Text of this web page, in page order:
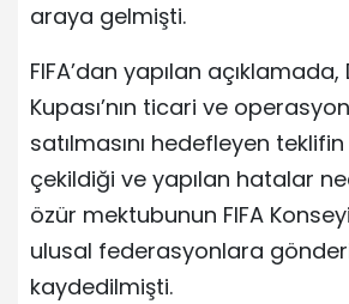
araya gelmişti.
FIFA’dan yapılan açıklamada,
Kupası’nın ticari ve
satılmasını hedefleyen
çekildiği ve yapılan hatalar
özür mektubunun FIFA
ulusal federasyonlara
kaydedilmişti.